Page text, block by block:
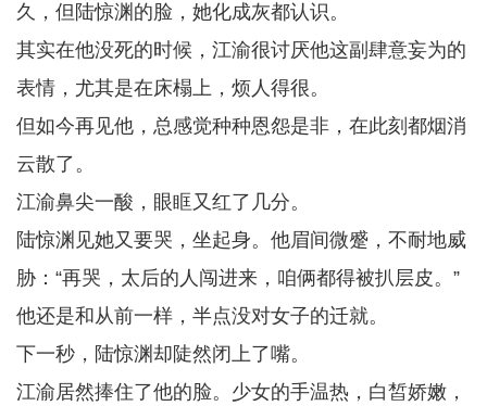
久，但陆惊渊的脸，她化成灰都认识。
其实在他没死的时候，江渝很讨厌他这副肆意妄为的
表情，尤其是在床榻上，烦人得很。
但如今再见他，总感觉种种恩怨是非，在此刻都烟消
云散了。
江渝鼻尖一酸，眼眶又红了几分。
陆惊渊见她又要哭，坐起身。他眉间微蹙，不耐地威
胁：“再哭，太后的人闯进来，咱俩都得被扒层皮。”
他还是和从前一样，半点没对女子的迁就。
下一秒，陆惊渊却陡然闭上了嘴。
江渝居然捧住了他的脸。少女的手温热，白皙娇嫩，